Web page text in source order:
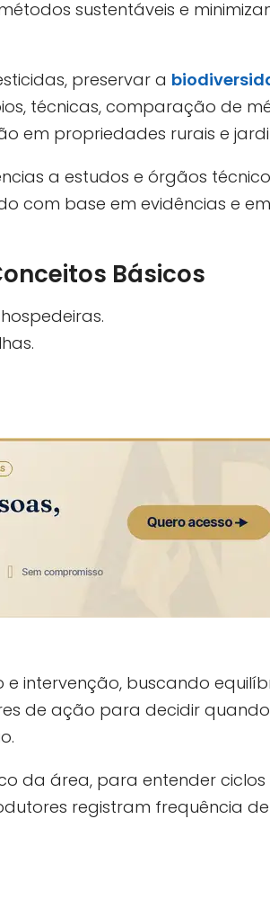
sustentáveis e
preservar a
técnicas, comparação de
em propriedades rurais e
a estudos e órgãos
com base em evidências e
Básicos
intervenção, buscando
de ação para decidir
da área, para entender
registram frequência